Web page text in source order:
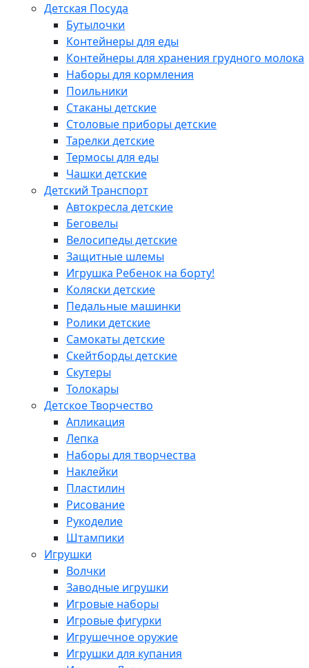
Детская Посуда
Бутылочки
Контейнеры для еды
Контейнеры для хранения грудного молока
Наборы для кормления
Поильники
Стаканы детские
Столовые приборы детские
Тарелки детские
Термосы для еды
Чашки детские
Детский Транспорт
Автокресла детские
Беговелы
Велосипеды детские
Защитные шлемы
Игрушка Ребенок на борту!
Коляски детские
Педальные машинки
Ролики детские
Самокаты детские
Скейтборды детские
Скутеры
Толокары
Детское Творчество
Апликация
Лепка
Наборы для творчества
Наклейки
Пластилин
Рисование
Рукоделие
Штампики
Игрушки
Волчки
Заводные игрушки
Игровые наборы
Игровые фигурки
Игрушечное оружие
Игрушки для купания